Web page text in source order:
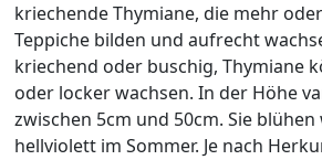
kriechende Thymiane, die mehr
Teppiche bilden und aufrecht
kriechend oder buschig, Thymiane
oder locker wachsen. In der Höhe
zwischen 5cm und 50cm. Sie
hellviolett im Sommer. Je nach